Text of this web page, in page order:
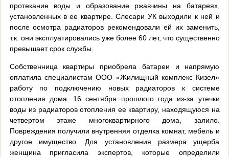
протекание воды и образование ржавчины на батареях,
установленных в ее квартире. Слесари УК выходили к ней и
после осмотра радиаторов рекомендовали ей их заменить,
т.к. они эксплуатировались уже более 60 лет, что существенно
превышает срок службы.
Собственница квартиры приобрела батареи и напрямую
оплатила специалистам ООО «Жилищный комплекс Кизел»
работу по подключению новых радиаторов к системе
отопления дома. 16 сентября прошлого года из-за утечки
воды из радиаторов отопления ее квартиру, находящуюся на
четвертом этаже многоквартирного дома, залило.
Повреждения получили внутренняя отделка комнат, мебель и
другое имущество. Для установления размера ущерба
женщина пригласила экспертов, которые определили